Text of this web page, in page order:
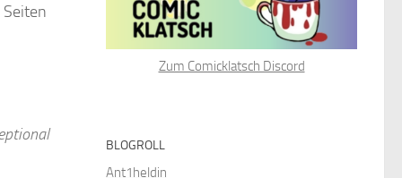
Zum Comicklatsch Discord
BLOGROLL
Ant1heldin